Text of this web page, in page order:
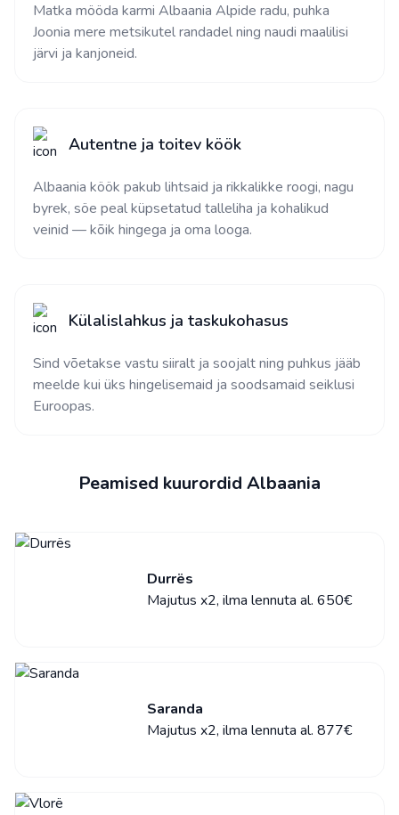
Matka mööda karmi Albaania Alpide radu, puhka
Joonia mere metsikutel randadel ning naudi maalilisi
järvi ja kanjoneid.
Autentne ja toitev köök
Albaania köök pakub lihtsaid ja rikkalikke roogi, nagu
byrek, söe peal küpsetatud talleliha ja kohalikud
veinid — kõik hingega ja oma looga.
Külalislahkus ja taskukohasus
Sind võetakse vastu siiralt ja soojalt ning puhkus jääb
meelde kui üks hingelisemaid ja soodsamaid seiklusi
Euroopas.
Peamised kuurordid Albaania
Durrës
Majutus x2, ilma lennuta al. 650€
Saranda
Majutus x2, ilma lennuta al. 877€